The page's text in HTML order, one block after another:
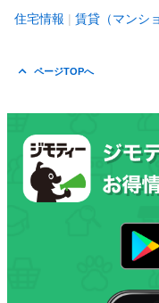
住宅情報 賃貸（マンシ
ページTOPへ